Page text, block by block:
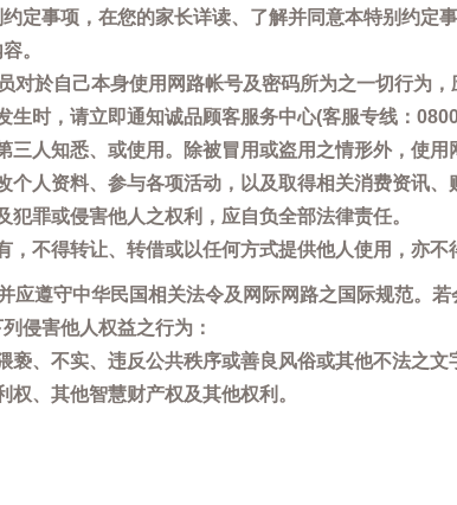
定事项，在您的家长详读、了解并同意本特别约定
。
於自己本身使用网路帐号及密码所为之一切行为
时，请立即通知诚品顾客服务中心(客服专线：
人知悉、或使用。除被冒用或盗用之情形外，使
人资料、参与各项活动，以及取得相关消费资讯
罪或侵害他人之权利，应自负全部法律责任。
不得转让、转借或以任何方式提供他人使用，亦不
遵守中华民国相关法令及网际网路之国际规范。
侵害他人权益之行为：
、不实、违反公共秩序或善良风俗或其他不法之文
、其他智慧财产权及其他权利。